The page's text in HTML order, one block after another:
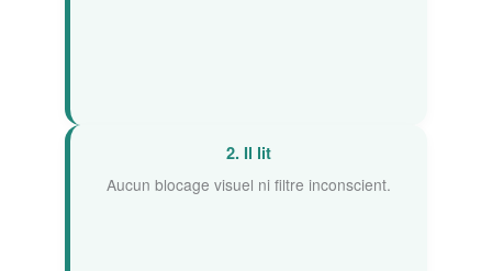
2. Il lit
Aucun blocage visuel ni filtre inconscient.